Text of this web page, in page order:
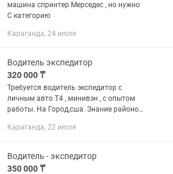
машина спринтер Мерседес , но нужно
С категорию
Караганда, 24 июля
Водитель экспедитор
320 000 ₸
Требуется водитель экспедитор с
личным авто Т4 , минивэн , с опытом
работы. На Город,сша. Знание районов
График работы 6/1
Караганда, 22 июля
Водитель - экспедитор
350 000 ₸